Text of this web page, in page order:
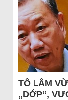
TÔ LÂM
„DỚP“,